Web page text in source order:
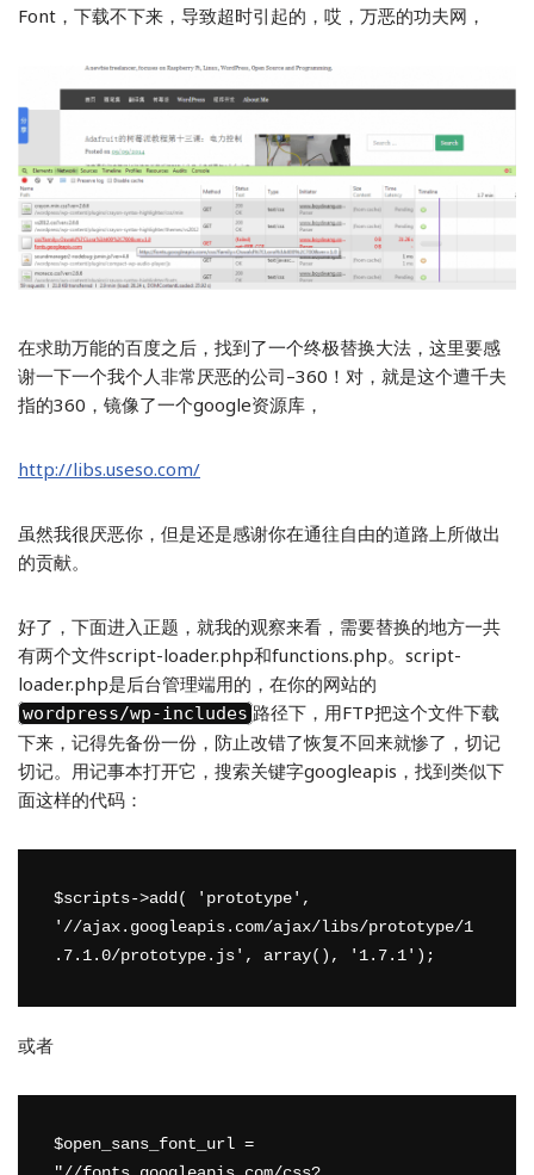
Font，下载不下来，导致超时引起的，哎，万恶的功夫网，
在求助万能的百度之后，找到了一个终极替换大法，这里要感
谢一下一个我个人非常厌恶的公司–360！对，就是这个遭千夫
指的360，镜像了一个google资源库，
http://libs.useso.com/
虽然我很厌恶你，但是还是感谢你在通往自由的道路上所做出
的贡献。
好了，下面进入正题，就我的观察来看，需要替换的地方一共
有两个文件script-loader.php和functions.php。script-
loader.php是后台管理端用的，在你的网站的
wordpress/wp-includes 路径下，用FTP把这个文件下载
下来，记得先备份一份，防止改错了恢复不回来就惨了，切记
切记。用记事本打开它，搜索关键字googleapis，找到类似下
面这样的代码：
$scripts->add( 'prototype',
'//ajax.googleapis.com/ajax/libs/prototype/1
或者
$open_sans_font_url =